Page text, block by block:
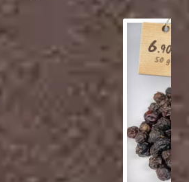
6.90
50 g